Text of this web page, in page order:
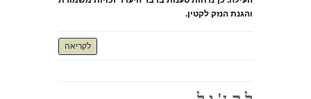
והגנת הנזק לקטין.
לקריאה